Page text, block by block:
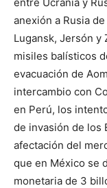
anexión a Rusia
Lugansk, Jersón y
misiles balísticos
evacuación de
intercambio con
en Perú, los
de invasión de los
afectación del
que en México se
monetaria de 3